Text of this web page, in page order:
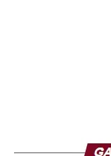
l’armée joue un